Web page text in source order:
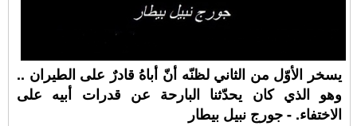
يسخر الأوّل من الثاني لظنّه أنّ أباهُ قادرٌ على الطيران ..
وهو الذي كان يحدّثنا البارحة عن قدرات أبيه على
الاختفاء. - جورج نبيل بيطار